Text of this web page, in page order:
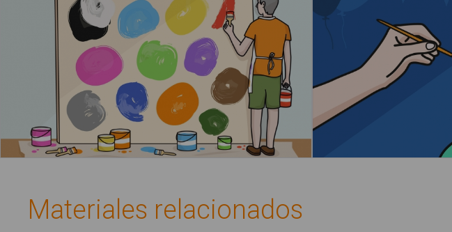
Leer más
Materiales relacionados